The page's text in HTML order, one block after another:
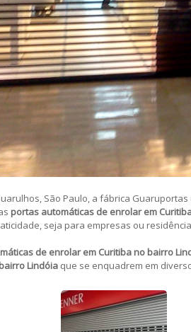
São Paulo, a fábrica
portas automáticas de enrolar em
seja para empresas ou
de enrolar em Curitiba no bairro
Lindóia que se enquadrem em